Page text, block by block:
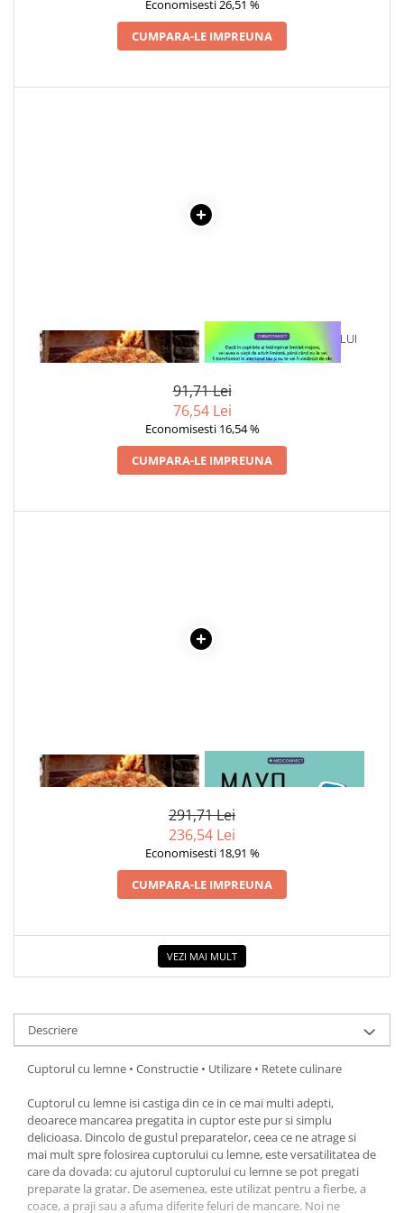
Economisesti 26,51 %
CUMPARA-LE IMPREUNA
1 x CUPTORUL CU LEMNE
1 x VINDECAREA COPILULUI
INTERIOR
91,71 Lei
76,54 Lei
Economisesti 16,54 %
CUMPARA-LE IMPREUNA
1 x CUPTORUL CU LEMNE
1 x MAYO CLINIC. CARTEA
ESENTIALA DESPRE DIABETUL
291,71 Lei
236,54 Lei
Economisesti 18,91 %
CUMPARA-LE IMPREUNA
VEZI MAI MULT
Descriere
Cuptorul cu lemne • Constructie • Utilizare • Retete culinare
Cuptorul cu lemne isi castiga din ce in ce mai multi adepti,
deoarece mancarea pregatita in cuptor este pur si simplu
delicioasa. Dincolo de gustul preparatelor, ceea ce ne atrage si
mai mult spre folosirea cuptorului cu lemne, este versatilitatea de
care da dovada: cu ajutorul cuptorului cu lemne se pot pregati
preparate la gratar. De asemenea, este utilizat pentru a fierbe, a
coace, a praji sau a afuma diferite feluri de mancare. Noi ne